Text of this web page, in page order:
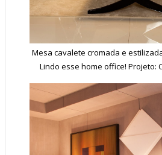
Mesa cavalete cromada e
Lindo esse home office! Projeto: